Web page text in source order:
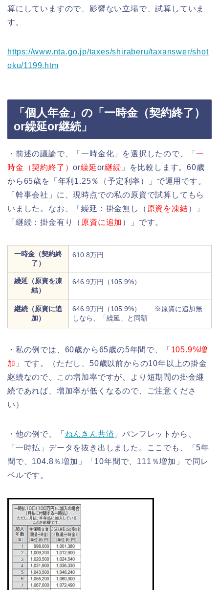
算にしていますので、影響ない立場で、試算していま
す。
https://www.nta.go.jp/taxes/shiraberu/taxanswer/shot
oku/1199.htm
「個人年金」の「一時金（契約終了）
or繰延or継続」
・前述の議論で、「一時金化」を選択したので、「一
時金（契約終了）or繰延or継続 」を比較します。60歳
から65歳を「年利1.25％（予定利率）」で運用です。
「幹事会社」に、現時点での私の原資で試算してもら
いました。なお、「繰延：掛金無し（ 原資を凍結）」
「継続：掛金有り（ 原資に追加 ）」です。
一時金（契約終
了）
610.8万円
繰延（原資を凍
結）
646.9万円（105.9%）
継続（原資に追
加）
646.9万円（105.9%） ※原資に追加無
しなら、「繰延」と同額
・私の例では、60歳から65歳の5年間で、「 105.9%増
加 」です。（ただし、50歳以前からの10年以上の掛金
継続なので、この増加率ですが、より短期間の掛金継
続であれば、増加率が低くなるので、ご注意くださ
い）
・他の例で、「 ねんきん共済 」パンフレットから、
「一時払」データを抜き出しました。ここでも、「5年
間で、104.8％増加」「10年間で、111％増加」で同レ
ベルです。